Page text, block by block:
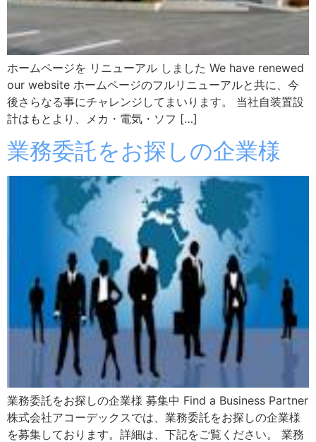
ホームページを リニューアル しました We have renewed
our website ホームページのフルリニューアルと共に、今
後さらなる事にチャレンジしてまいります。 当社自装置設
計はもとより、メカ・電気・ソフ […]
業務委託をお探しの企業様
業務委託をお探しの企業様 募集中 Find a Business Partner
株式会社アコーデックスでは、業務委託をお探しの企業様
を募集しております。詳細は、下記をご覧ください。 業務